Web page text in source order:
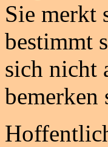
Sie merkt
bestimmt
sich nicht
bemerken